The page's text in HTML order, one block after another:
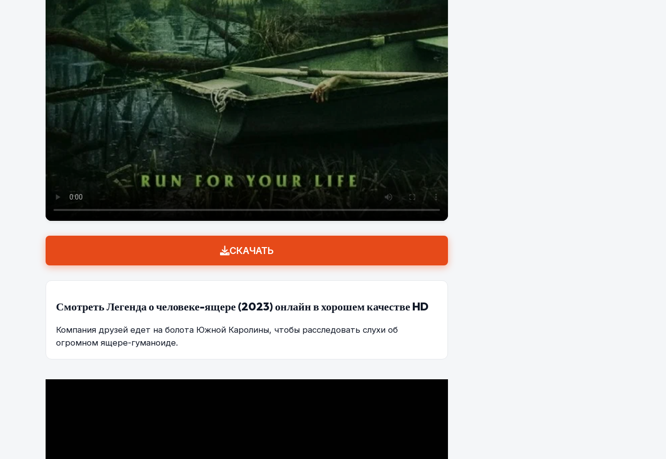
СКАЧАТЬ
Смотреть Легенда о человеке-ящере (2023) онлайн в хорошем качестве HD
Компания друзей едет на болота Южной Каролины, чтобы расследовать слухи об
огромном ящере-гуманоиде.